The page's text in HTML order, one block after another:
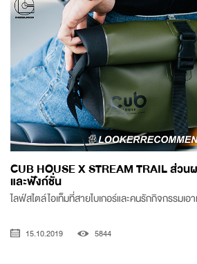
CUB HOUSE X STREAM TRAIL ส่ว
และฟังก์ชั่น
ไลฟ์สไตล์ไอเท็มที่สายไบเกอร์และคนรักกิจกรรมเ
15.10.2019 5844